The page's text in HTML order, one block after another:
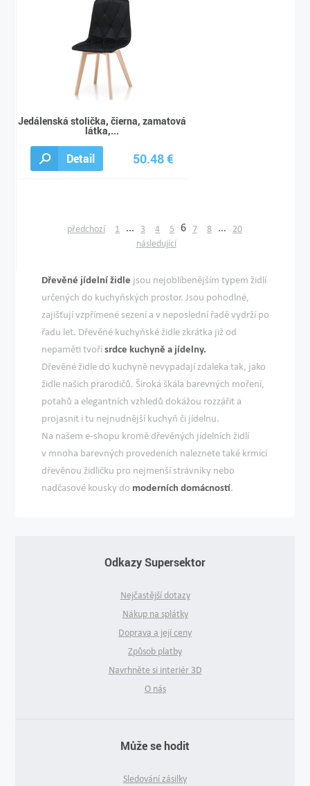
Jedálenská stolička, čierna, zamatová
látka,...
Detail 50.48 €
předchozí 1 ... 3 4 5 6 7 8 ...
20
následující
Dřevěné jídelní židle jsou nejoblíbenějším typem židlí
určených do kuchyňských prostor. Jsou pohodlné,
zajišťují vzpřímené sezení a v neposlední řadě vydrží po
řadu let. Dřevěné kuchyňské židle zkrátka již od
nepaměti tvořísrdce kuchyně a jídelny.
Dřevěné židle do kuchyně nevypadají zdaleka tak, jako
židle našich prarodičů. Široká škála barevných moření,
potahů a elegantních vzhledů dokážou rozzářit a
projasnit i tu nejnudnější kuchyň či jídelnu.
Na našem e-shopu kromě dřevěných jídelních židlí
v mnoha barevných provedeních naleznete také krmící
dřevěnou židličku pro nejmenší strávníky nebo
nadčasové kousky do moderních domácností.
Odkazy Supersektor
Nejčastější dotazy
Nákup na splátky
Doprava a její ceny
Způsob platby
Navrhněte si interiér 3D
O nás
Může se hodit
Sledování zásilky